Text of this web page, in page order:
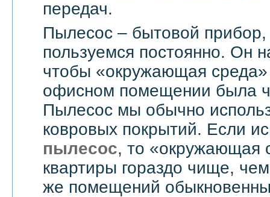
передач.
Пылесос – бытовой
пользуемся постоянно. Он
чтобы «окружающая среда»
офисном помещении была
Пылесос мы обычно
ковровых покрытий. Если
пылесос, то «окружающая
квартиры гораздо чище,
же помещений